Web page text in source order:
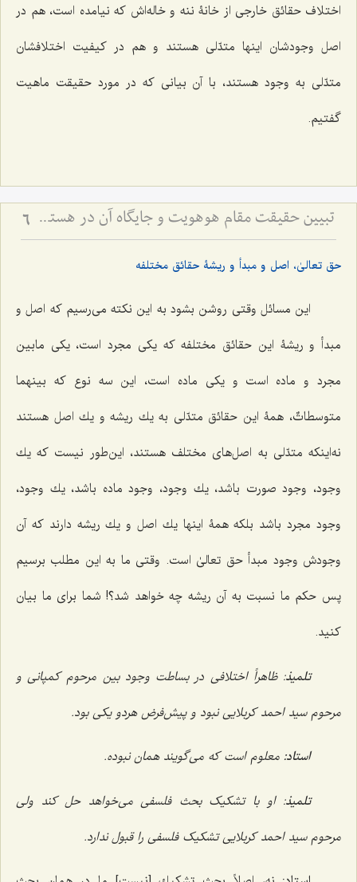
اختلاف حقائق خارجى از خانۀ ننه و خاله‌اش كه نیامده است، هم در
اصل وجودشان اینها متدّلى هستند و هم در كیفیت اختلافشان
متدّلى به وجود هستند، با آن بیانى كه در مورد حقیقت ماهیت
گفتیم.
تبیین حقیقت مقام هوهویت و جایگاه آن در هستی - تحلیل نسبت میان ذات باری‌تعالی و ظهورات عالم وجود 6
حق تعالىٰ، اصل و مبدأ و ریشۀ حقائق مختلفه
این مسائل وقتى روشن بشود به این نكته می‌رسیم كه اصل و
مبدأ و ریشۀ این حقائق مختلفه كه یكی مجرد است، یكی مابین
مجرد و ماده است و یكی ماده است، این سه نوع كه بینهما
متوسطاتٌ، همۀ این حقائق متدّلى به یك ریشه و یك اصل هستند
نه‌اینکه متدّلى به اصل‌هاى مختلف هستند، این‌طور نیست که یك
وجود، وجود صورت باشد، یك وجود، وجود ماده باشد، یك وجود،
وجود مجرد باشد بلکه همۀ اینها یك‌ اصل و یك ریشه دارند كه آن
وجودش وجود مبدأ حق تعالىٰ است. وقتى ما به این مطلب برسیم
پس حكم ما نسبت به آن ریشه چه خواهد شد؟! شما برای ما بیان
كنید.
تلمیذ: ظاهراً اختلافی در بساطت وجود بین مرحوم کمپانی و
مرحوم سید احمد کربلایی نبود و پیش‌فرض هردو یکی بود.
استاد: معلوم است که می‌گویند همان نبوده.
تلمیذ: او با تشکیک بحث فلسفی می‌خواهد حل کند ولی
مرحوم سید احمد کربلایی تشکیک فلسفی را قبول ندارد.